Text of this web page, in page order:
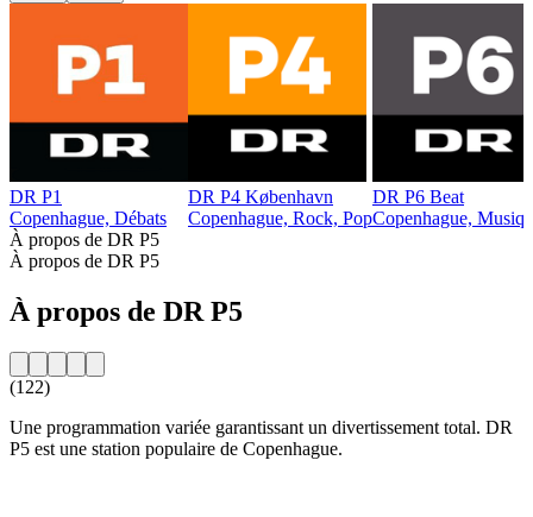
DR P1
Copenhague, Débats
DR P4 København
Copenhague, Rock, Pop
DR P6 Beat
Copenhague,
À propos de DR P5
À propos de DR P5
À propos de DR P5
(122)
Une programmation variée garantissant un divertissement total. DR
P5 est une station populaire de Copenhague.